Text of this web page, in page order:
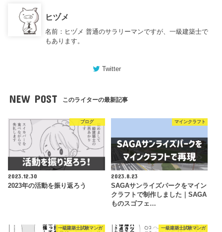
ヒヅメ
名前：ヒヅメ 普通のサラリーマンですが、一級建築士で
もあります。
Twitter
NEW POST このライターの最新記事
ブログ
2023.12.30
2023年の活動を振り返ろう
マインクラフト
2023.8.23
SAGAサンライズパークをマイン
クラフトで制作しました｜SAGA
ものスゴフェ…
一級建築士試験マンガ 一級建築士試験マンガ